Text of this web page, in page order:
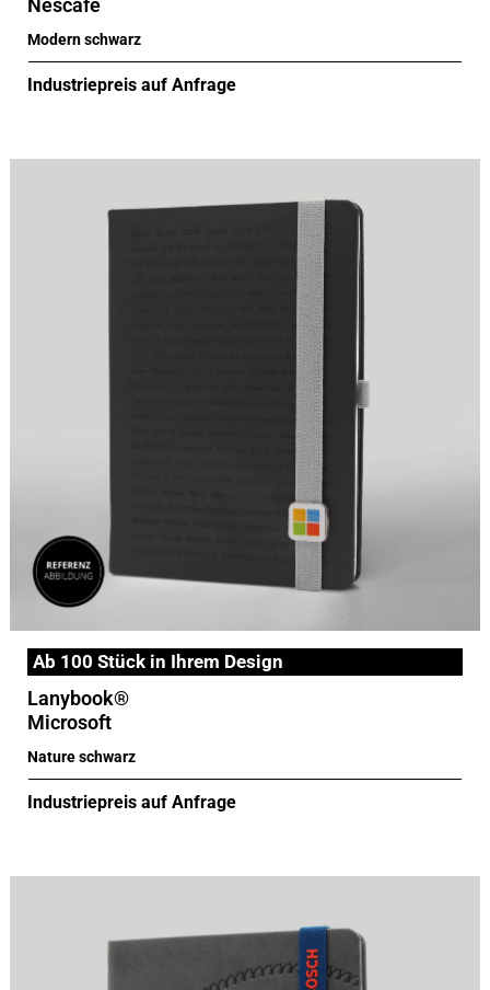
Nescafé
Modern schwarz
Industriepreis auf Anfrage
Ab 100 Stück in Ihrem Design
Lanybook®
Microsoft
Nature schwarz
Industriepreis auf Anfrage